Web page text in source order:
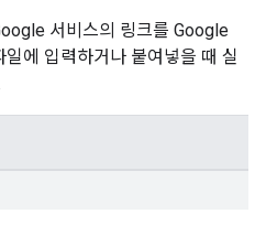
서비스의 링크를 Google
에 입력하거나 붙여넣을 때 실